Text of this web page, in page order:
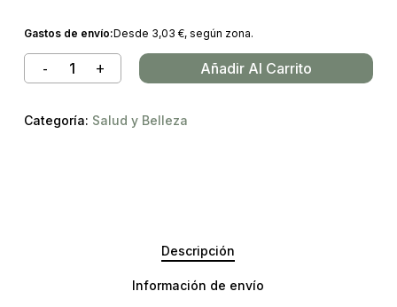
Gastos de envío:Desde 3,03 €, según zona.
Añadir Al Carrito
Categoría: Salud y Belleza
Descripción
Información de envío